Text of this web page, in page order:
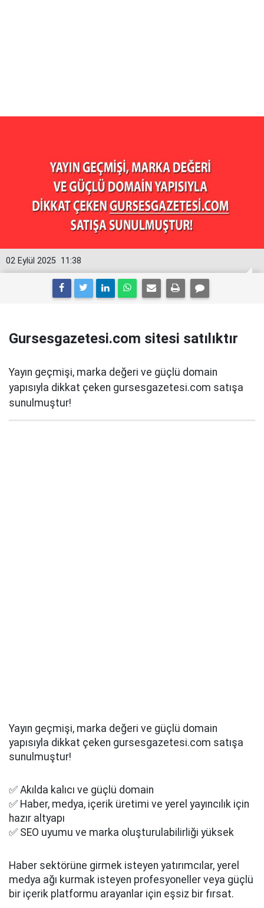
11:38
02 Eylül 2025
Gursesgazetesi.com sitesi satılıktır
Yayın geçmişi, marka değeri ve güçlü domain
yapısıyla dikkat çeken gursesgazetesi.com satışa
sunulmuştur!
Yayın geçmişi, marka değeri ve güçlü domain
yapısıyla dikkat çeken gursesgazetesi.com satışa
sunulmuştur!
✅ Akılda kalıcı ve güçlü domain
✅ Haber, medya, içerik üretimi ve yerel yayıncılık için
hazır altyapı
✅ SEO uyumu ve marka oluşturulabilirliği yüksek
Haber sektörüne girmek isteyen yatırımcılar, yerel
medya ağı kurmak isteyen profesyoneller veya güçlü
bir içerik platformu arayanlar için eşsiz bir fırsat.